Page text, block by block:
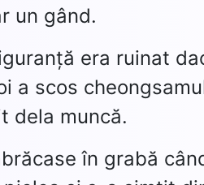
un gând.
era ruinat
a scos
dela muncă.
în grabă